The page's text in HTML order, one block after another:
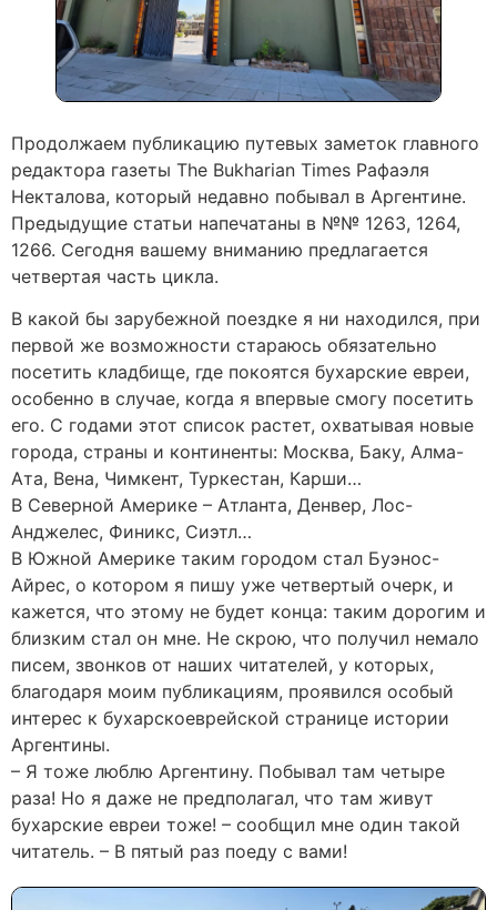
Продолжаем публикацию путевых заметок главного
редактора газеты The Bukharian Times Рафаэля
Некталова, который недавно побывал в Аргентине.
Предыдущие статьи напечатаны в №№ 1263, 1264,
1266. Сегодня вашему вниманию предлагается
четвертая часть цикла.
В какой бы зарубежной поездке я ни находился, при
первой же возможности стараюсь обязательно
посетить кладбище, где покоятся бухарские евреи,
особенно в случае, когда я впервые смогу посетить
его. С годами этот список растет, охватывая новые
города, страны и континенты: Москва, Баку, Алма-
Ата, Вена, Чимкент, Туркестан, Карши…
В Северной Америке – Атланта, Денвер, Лос-
Анджелес, Финикс, Сиэтл…
В Южной Америке таким городом стал Буэнос-
Айрес, о котором я пишу уже четвертый очерк, и
кажется, что этому не будет конца: таким дорогим и
близким стал он мне. Не скрою, что получил немало
писем, звонков от наших читателей, у которых,
благодаря моим публикациям, проявился особый
интерес к бухарскоеврейской странице истории
Аргентины.
– Я тоже люблю Аргентину. Побывал там четыре
раза! Но я даже не предполагал, что там живут
бухарские евреи тоже! – сообщил мне один такой
читатель. – В пятый раз поеду с вами!